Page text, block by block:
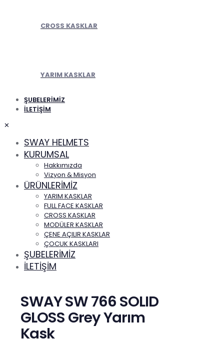
CROSS KASKLAR
YARIM KASKLAR
ŞUBELERİMİZ
İLETİŞİM
✕
SWAY HELMETS
KURUMSAL
Hakkımızda
Vizyon & Misyon
ÜRÜNLERİMİZ
YARIM KASKLAR
FULL FACE KASKLAR
CROSS KASKLAR
MODÜLER KASKLAR
ÇENE AÇILIR KASKLAR
ÇOCUK KASKLARI
ŞUBELERİMİZ
İLETİŞİM
SWAY SW 766 SOLID
GLOSS Grey Yarım
Kask